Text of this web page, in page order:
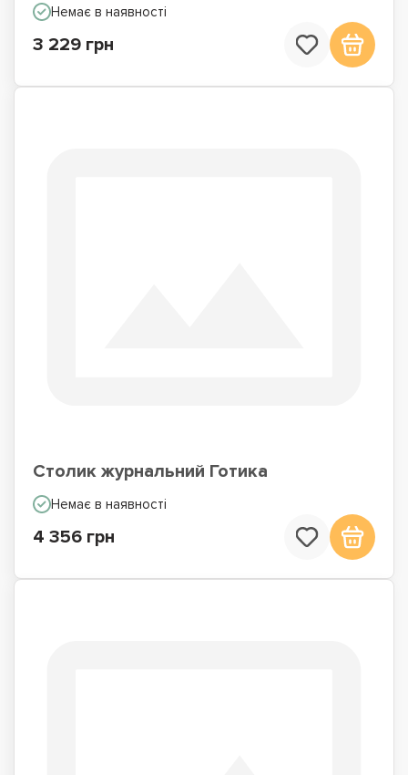
Немає в наявності
3 229 грн
Столик журнальний Готика
Немає в наявності
4 356 грн